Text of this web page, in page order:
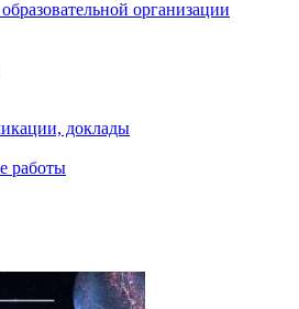
организации
доклады
работы